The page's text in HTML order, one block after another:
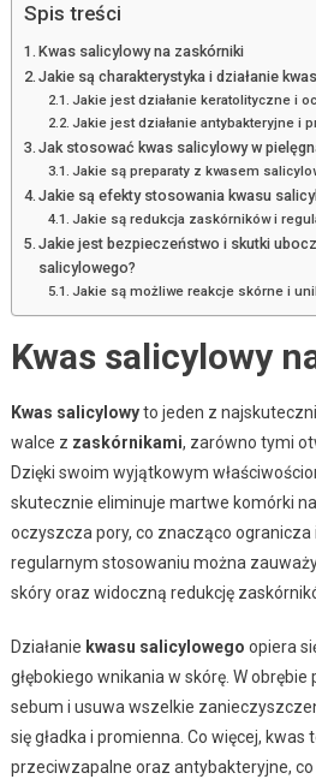
Spis treści
Kwas salicylowy na zaskórniki
Jakie są charakterystyka i działanie
Jakie jest działanie keratolityczne i
Jakie jest działanie antybakteryjne i
Jak stosować kwas salicylowy w
Jakie są preparaty z kwasem
Jakie są efekty stosowania kwasu
Jakie są redukcja zaskórników i
Jakie jest bezpieczeństwo i skutki
salicylowego?
Jakie są możliwe reakcje skórne i
Kwas salicylowy
Kwas salicylowyto jeden z
walce z zaskórnikami, zarówno tymi
Dzięki swoim wyjątkowym
skutecznie eliminuje martwe komórki
oczyszcza pory, co znacząco ogranicza
regularnym stosowaniu można
skóry oraz widoczną redukcję
Działanie kwasu salicylowego opiera
głębokiego wnikania w skórę. W
sebum i usuwa wszelkie
się gładka i promienna. Co więcej, kwas
przeciwzapalne oraz antybakteryjne,